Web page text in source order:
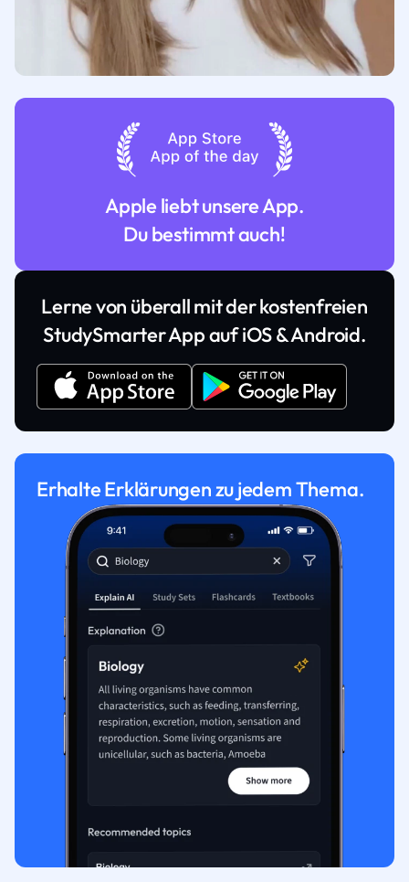
Apple liebt unsere App.
Du bestimmt auch!
Lerne von überall mit der kostenfreien
StudySmarter App auf iOS & Android.
Erhalte Erklärungen zu jedem Thema.